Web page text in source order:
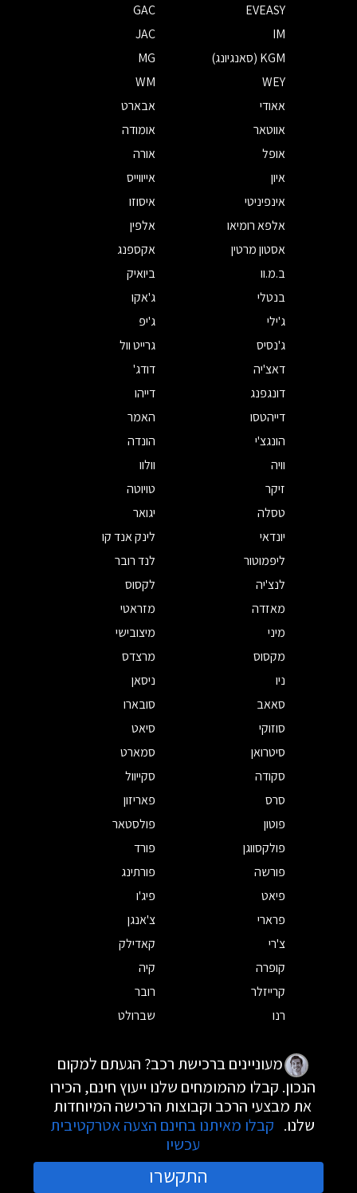
EVEASY
GAC
IM
JAC
KGM (סאנגיונג)
MG
WEY
WM
אאודי
אבארט
אווטאר
אומודה
אופל
אורה
איון
אייווייס
אינפיניטי
איסוזו
אלפא רומיאו
אלפין
אסטון מרטין
אקספנג
ב.מ.וו
ביואיק
בנטלי
ג'אקו
ג'ילי
ג'יפ
ג'נסיס
גרייט וול
דאצ'יה
דודג'
דונגפנג
דייהו
דייהטסו
האמר
הונגצ'י
הונדה
וויה
וולוו
זיקר
טויוטה
טסלה
יגואר
יונדאי
לינק אנד קו
ליפמוטור
לנד רובר
לנצ'יה
לקסוס
מאזדה
מזראטי
מיני
מיצובישי
מקסוס
מרצדס
ניו
ניסאן
סאאב
סובארו
סוזוקי
סיאט
סיטרואן
סמארט
סקודה
סקייוול
סרס
פאריזון
פוטון
פולסטאר
פולקסווגן
פורד
פורשה
פורתינג
פיאט
פיג'ו
פרארי
צ'אנגן
צ'רי
קאדילק
קופרה
קיה
קרייזלר
רובר
רנו
שברולט
מעוניינים ברכישת רכב? הגעתם למקום
הנכון. קבלו מהמומחים שלנו ייעוץ חינם, הכירו
את מבצעי הרכב וקבוצות הרכישה המיוחדות
שלנו. קבלו מאיתנו בחינם הצעה אטרקטיבית
עכשיו
התקשרו